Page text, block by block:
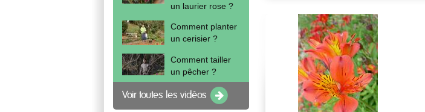
un laurier rose ?
Comment planter
un cerisier ?
Comment tailler
un pêcher ?
Voir toutes les vidéos